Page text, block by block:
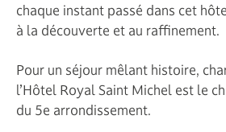
chaque instant passé dans cet
à la découverte et au raffinement.
Pour un séjour mêlant histoire,
l’Hôtel Royal Saint Michel est le
du 5e arrondissement.